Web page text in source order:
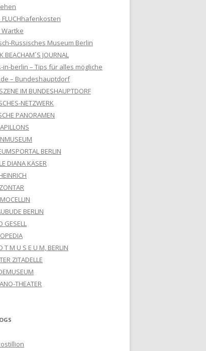
FLUCHhafenkosten
Wartke
Russisches Museum Berlin
BEACHAM´S JOURNAL
in-berlin – Tips für alles mögliche
– Bundeshauptdorf
IM BUNDESHAUPTDORF
NETZWERK
PANORAMEN
BERLIN
DIANA KÄSER
BERLIN
GESELL
T M U S E U M, BERLIN
ZITADELLE
THEATER